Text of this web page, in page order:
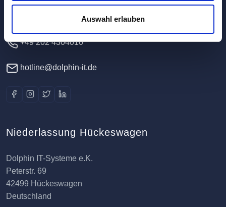
Auswahl erlauben
42389 Wuppertal
+49 202 4304010
hotline@dolphin-it.de
Niederlassung Hückeswagen
Dolphin IT-Systeme e.K.
Peterstr. 69
42499 Hückeswagen
Deutschland